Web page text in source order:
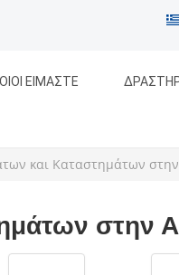
ΕΙΜΑΣΤΕ
και Καταστημάτων
στην